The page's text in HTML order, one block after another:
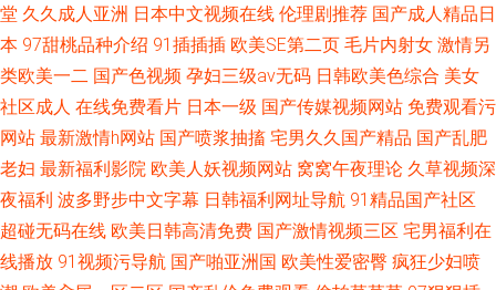
堂 久久成人亚洲 日本中文视频在线 伦理剧推荐 国产成人精品日
本 97甜桃品种介绍 91插插插 欧美SE第二页 毛片内射女 激情另
类欧美一二 国产色视频 孕妇三级av无码 日韩欧美色综合 美女
社区成人 在线免费看片 日本一级 国产传媒视频网站 免费观看污
网站 最新激情h网站 国产喷浆抽搐 宅男久久国产精品 国产乱肥
老妇 最新福利影院 欧美人妖视频网站 窝窝午夜理论 久草视频深
夜福利 波多野步中文字幕 日韩福利网址导航 91精品国产社区
超碰无码在线 欧美日韩高清免费 国产激情视频三区 宅男福利在
线播放 91视频污导航 国产啪亚洲国 欧美性爱密臀 疯狂少妇喷